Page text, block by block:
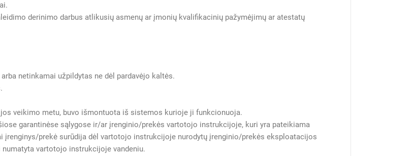
derinimo darbus atlikusių asmenų ar įmonių kvalifikacinių pažymėjimų ar atestatų
netinkamai užpildytas ne dėl pardavėjo kaltės.
veikimo metu, buvo išmontuota iš sistemos kurioje ji funkcionuoja.
garantinėse sąlygose ir/ar įrenginio/prekės vartotojo instrukcijoje, kuri yra pateikiama
prekė surūdija dėl vartotojo instrukcijoje nurodytų įrenginio/prekės eksploatacijos
vartotojo instrukcijoje vandeniu.